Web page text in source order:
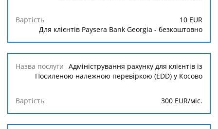
10 EUR
Для клієнтів Paysera Bank Georgia - безкоштовно
Адміністрування рахунку для клієнтів із
Посиленою належною перевіркою (EDD) у Косово
300 EUR/міс.